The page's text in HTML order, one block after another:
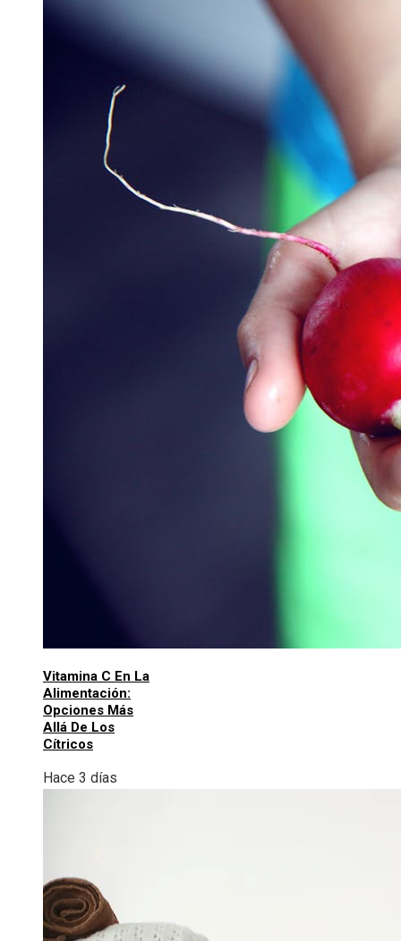
Vitamina C En La
Alimentación:
Opciones Más
Allá De Los
Cítricos
Hace 3 días